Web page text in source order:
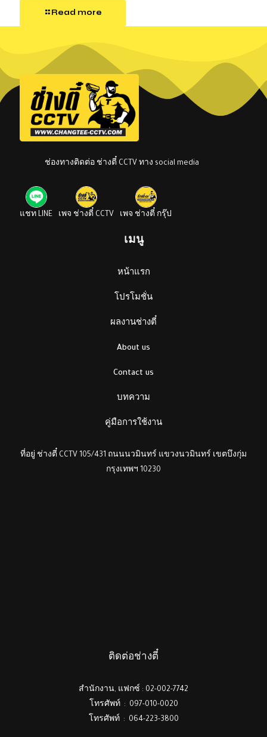
Read more
ช่องทางติดต่อ ช่างตี๋ CCTV ทาง social media
แชท LINE เพจ ช่างตี๋ CCTV เพจ ช่างตี๋ กรุ๊ป
เมนู
หน้าแรก
โปรโมชั่น
ผลงานช่างตี๋
About us
Contact us
บทความ
คู่มือการใช้งาน
ที่อยู่ ช่างตี๋ CCTV 105/431 ถนนนวมินทร์ แขวงนวมินทร์ เขตบึงกุ่ม
กรุงเทพฯ 10230
ติดต่อช่างตี๋
สำนักงาน, แฟกซ์ : 02-002-7742
โทรศัพท์ : 097-010-0020
โทรศัพท์ : 064-223-3800